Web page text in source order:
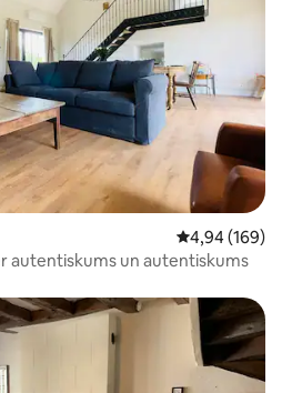
Vidējais
4,94 (169)
autentiskums un autentiskums